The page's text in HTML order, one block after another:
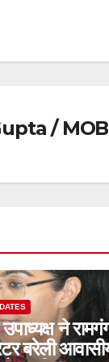
/ MOB
ने
बरेली